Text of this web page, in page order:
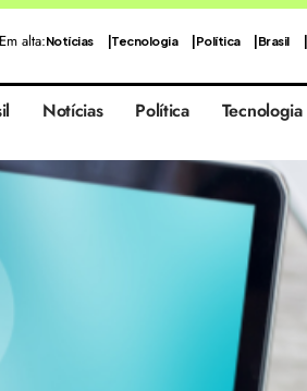
alta:Notícias Tecnologia Política Brasil
Notícias Política Tecnologia